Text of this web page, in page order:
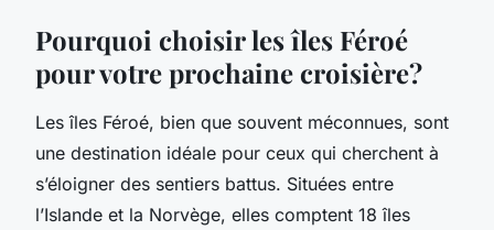
Pourquoi choisir les îles Féroé
pour votre prochaine croisière?
Les îles Féroé, bien que souvent méconnues, sont
une destination idéale pour ceux qui cherchent à
s’éloigner des sentiers battus. Situées entre
l’Islande et la Norvège, elles comptent 18 îles